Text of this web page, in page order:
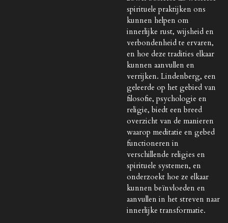
spirituele praktijken ons
kunnen helpen om
innerlijke rust, wijsheid en
verbondenheid te ervaren,
en hoe deze tradities elkaar
kunnen aanvullen en
verrijken. Lindenberg, een
geleerde op het gebied van
filosofie, psychologie en
religie, biedt een breed
overzicht van de manieren
waarop meditatie en gebed
functioneren in
verschillende religies en
spirituele systemen, en
onderzoekt hoe ze elkaar
kunnen beïnvloeden en
aanvullen in het streven naar
innerlijke transformatie.